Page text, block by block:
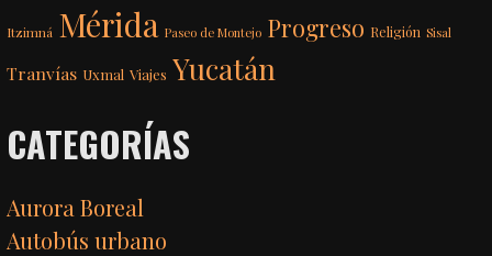
Itzimná Mérida Paseo de Montejo Progreso Religión Sisal
Tranvías Uxmal Viajes Yucatán
CATEGORÍAS
Aurora Boreal
Autobús urbano